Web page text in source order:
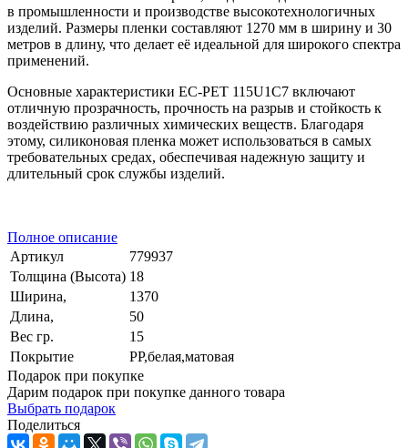
в промышленности и производстве высокотехнологичных
изделий. Размеры пленки составляют 1270 мм в ширину и 30
метров в длину, что делает её идеальной для широкого спектра
применений.
Основные характеристики EC-PET 115U1C7 включают
отличную прозрачность, прочность на разрыв и стойкость к
воздействию различных химических веществ. Благодаря
этому, силиконовая пленка может использоваться в самых
требовательных средах, обеспечивая надежную защиту и
длительный срок службы изделий.
Полное описание
Артикул
779937
Толщина (Высота) 18
Ширина,
1370
Длина,
50
Вес гр.
15
Покрытие
PP,белая,матовая
Подарок при покупке
Дарим подарок при покупке данного товара
Выбрать подарок
Поделиться